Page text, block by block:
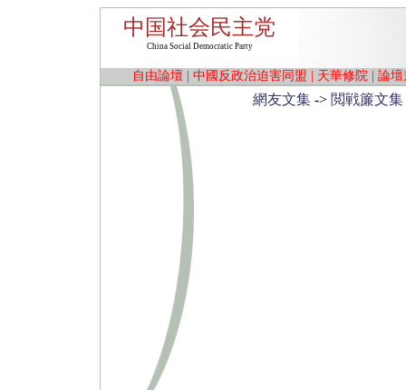
中国社会民主党
China Social Democratic Party
自由論壇 中國反政治迫害同盟 天華修院| 論壇
網友文集 -> 閲戦簾文集